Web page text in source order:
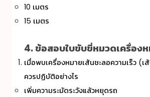
10 เมตร
15 เมตร
4. ข้อสอบใบขับขี่หมวดเครื่อง
เมื่อพบเครื่องหมายเส้นชะลอความเร็ว (
ควรปฏิบัติอย่างไร
เพิ่มความระมัดระวังแล้วหยุดรถ